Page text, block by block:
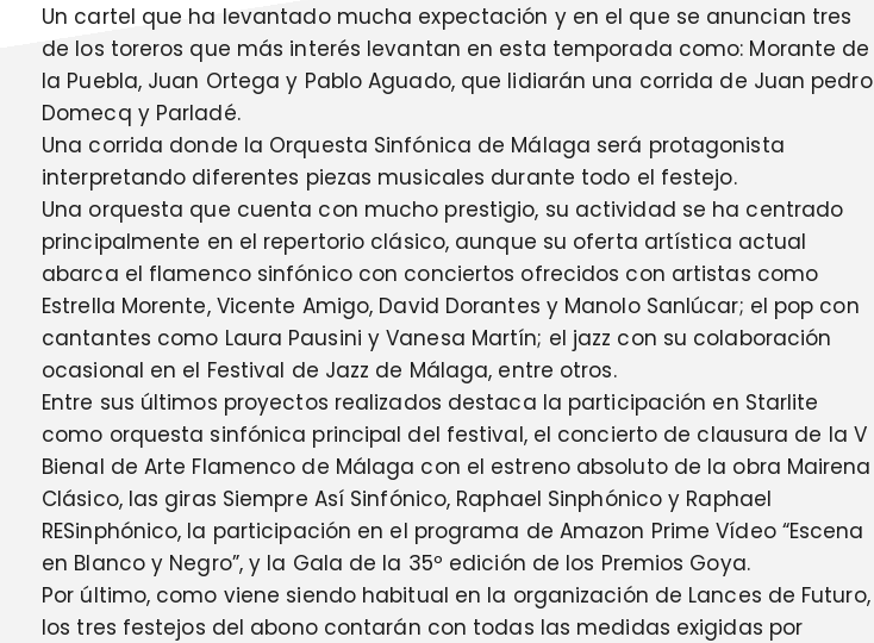
Un cartel que ha levantado mucha expectación y en el que se anuncian tres
de los toreros que más interés levantan en esta temporada como: Morante de
la Puebla, Juan Ortega y Pablo Aguado, que lidiarán una corrida de Juan pedro
Domecq y Parladé.
Una corrida donde la Orquesta Sinfónica de Málaga será protagonista
interpretando diferentes piezas musicales durante todo el festejo.
Una orquesta que cuenta con mucho prestigio, su actividad se ha centrado
principalmente en el repertorio clásico, aunque su oferta artística actual
abarca el flamenco sinfónico con conciertos ofrecidos con artistas como
Estrella Morente, Vicente Amigo, David Dorantes y Manolo Sanlúcar; el pop con
cantantes como Laura Pausini y Vanesa Martín; el jazz con su colaboración
ocasional en el Festival de Jazz de Málaga, entre otros.
Entre sus últimos proyectos realizados destaca la participación en Starlite
como orquesta sinfónica principal del festival, el concierto de clausura de la V
Bienal de Arte Flamenco de Málaga con el estreno absoluto de la obra Mairena
Clásico, las giras Siempre Así Sinfónico, Raphael Sinphónico y Raphael
RESinphónico, la participación en el programa de Amazon Prime Vídeo “Escena
en Blanco y Negro”, y la Gala de la 35º edición de los Premios Goya.
Por último, como viene siendo habitual en la organización de Lances de Futuro,
los tres festejos del abono contarán con todas las medidas exigidas por